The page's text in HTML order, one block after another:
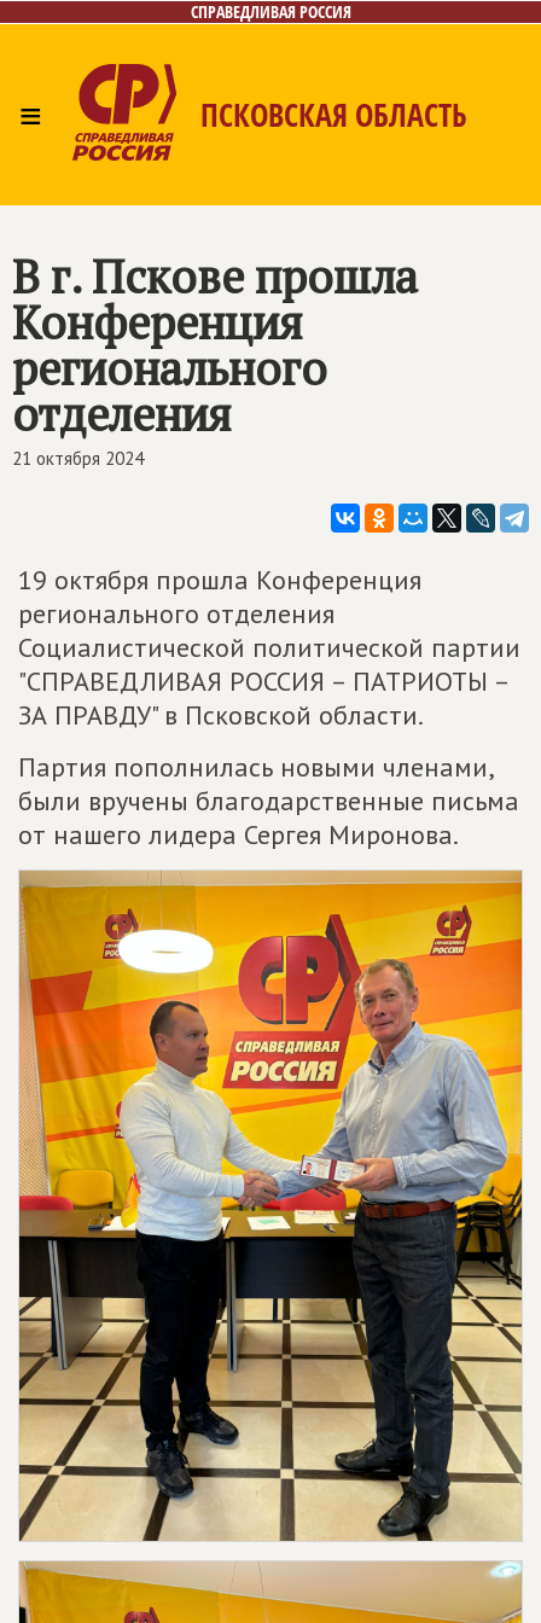
СПРАВЕДЛИВАЯ РОССИЯ
≡ ПСКОВСКАЯ ОБЛАСТЬ
В г. Пскове прошла
Конференция
регионального
отделения
21 октября 2024
19 октября прошла Конференция
регионального отделения
Социалистической политической партии
"СПРАВЕДЛИВАЯ РОССИЯ – ПАТРИОТЫ –
ЗА ПРАВДУ" в Псковской области.
Партия пополнилась новыми членами,
были вручены благодарственные письма
от нашего лидера Сергея Миронова.